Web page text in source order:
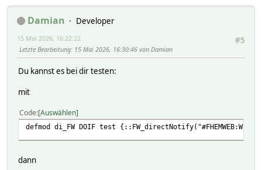
Damian
Developer
#5
15 Mai 2026, 16:22:22
Letzte Bearbeitung: 15 Mai 2026, 16:30:46 von Damian
Du kannst es bei dir testen:
mit
Code Auswählen
defmod di_FW DOIF test
dann